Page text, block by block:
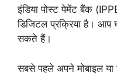
इंडिया पोस्ट पेमेंट बैंक
डिजिटल प्रक्रिया है।
सकते हैं।
सबसे पहले अपने मोबाइल